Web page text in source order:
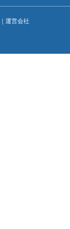
｜ 運営会社